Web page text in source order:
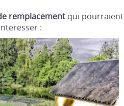
remplacement qui pourraient
: